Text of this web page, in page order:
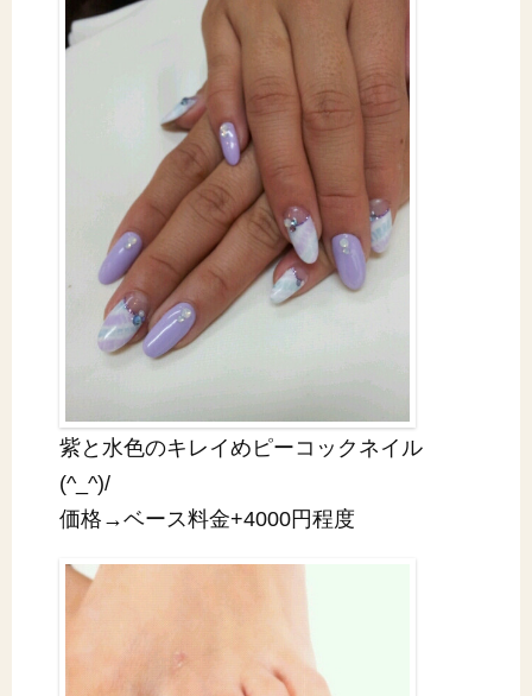
紫と水色のキレイめピーコックネイル
(^_^)/
価格→ベース料金+4000円程度